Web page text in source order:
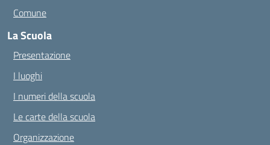
Comune
La Scuola
Presentazione
I luoghi
I numeri della scuola
Le carte della scuola
Organizzazione